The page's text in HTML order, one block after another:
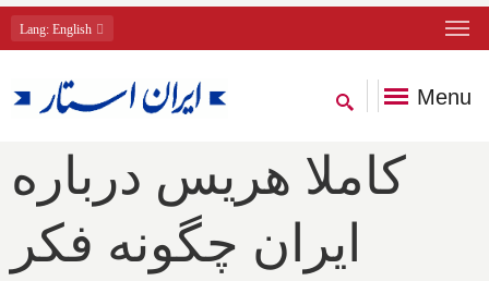
Lang: English
Menu
کاملا هریس درباره
ایران چگونه فکر